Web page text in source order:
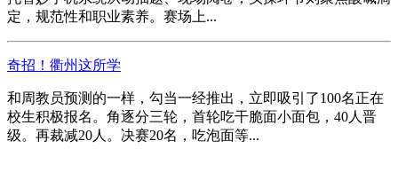
定，规范性和职业素养。赛场上...
奇招！衢州这所学
和周教员预测的一样，勾当一经推出，立即吸引了100名正在
校生积极报名。角逐分三轮，首轮吃干脆面小面包，40人晋
级。再裁减20人。决赛20名，吃泡面等...